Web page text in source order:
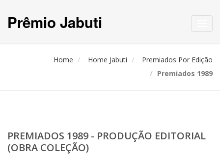
Prêmio Jabuti
Home Home Jabuti
Premiados Por Edição
Premiados 1989
PREMIADOS 1989 - PRODUÇÃO EDITORIAL
(OBRA COLEÇÃO)